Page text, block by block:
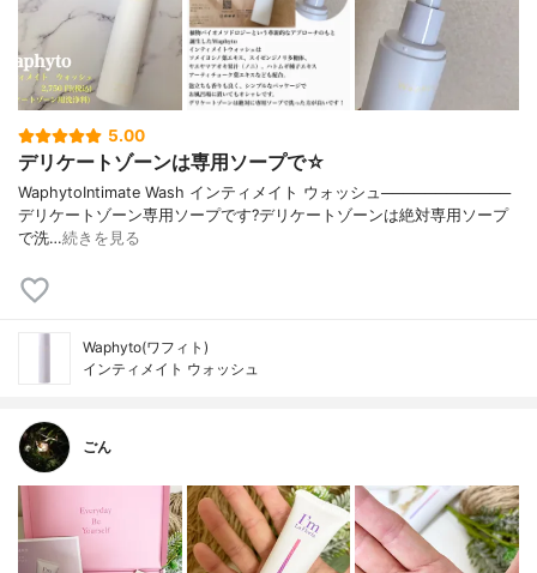
5.00
デリケートゾーンは専用ソープで☆
WaphytoIntimate Wash インティメイト ウォッシュ────────────
デリケートゾーン専用ソープです?デリケートゾーンは絶対専用ソープ
で洗…続きを見る
Waphyto(ワフィト)
インティメイト ウォッシュ
ごん